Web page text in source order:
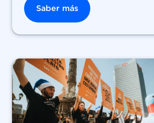
Saber más